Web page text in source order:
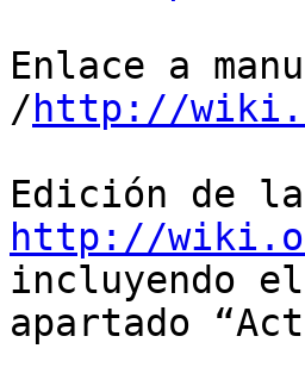
Enlace a
/ http://
http://
incluyendo el
apartado